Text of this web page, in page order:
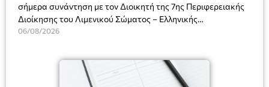
σήμερα συνάντηση με τον Διοικητή της 7ης Περιφερειακής
Διοίκησης του Λιμενικού Σώματος – Ελληνικής
Ακτοφυλακής (Λ.Σ.-ΕΛ.ΑΚΤ.), Αρχιπλοίαρχο Λ.Σ. κ. Ιωάννη
06/08/2026